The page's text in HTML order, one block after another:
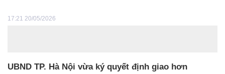
17:21 20/05/2026
UBND TP. Hà Nội vừa ký quyết định giao hơn